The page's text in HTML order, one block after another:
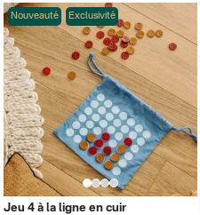
Nouveauté Exclusivité
Jeu 4 à la ligne en cuir